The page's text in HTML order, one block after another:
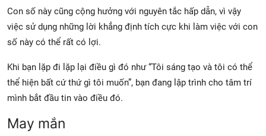
Con số này cũng cộng hưởng với nguyên tắc hấp dẫn, vì vậy
việc sử dụng những lời khẳng định tích cực khi làm việc với con
số này có thể rất có lợi.
Khi bạn lặp đi lặp lại điều gì đó như “Tôi sáng tạo và tôi có thể
thể hiện bất cứ thứ gì tôi muốn”, bạn đang lập trình cho tâm trí
mình bắt đầu tin vào điều đó.
May mắn